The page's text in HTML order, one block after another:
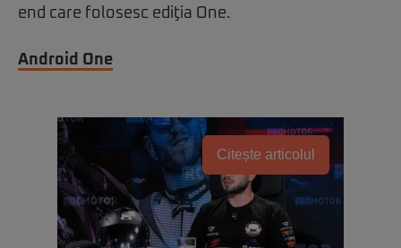
end care folosesc ediţia One.
Android One
Citește articolul